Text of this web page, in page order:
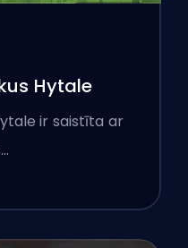
Hytale
ir saistīta ar